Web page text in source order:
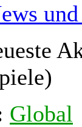
Global